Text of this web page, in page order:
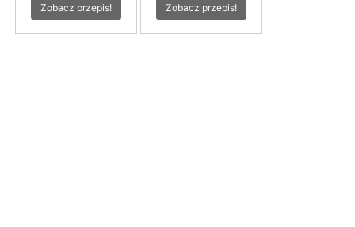
Zobacz przepis! Zobacz przepis!